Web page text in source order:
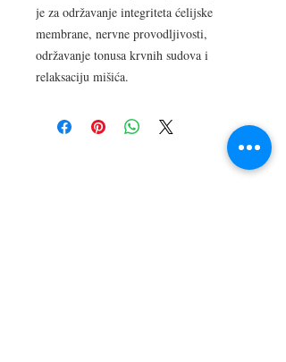
je za održavanje integriteta ćelijske
membrane, nervne provodljivosti,
održavanje tonusa krvnih sudova i
relaksaciju mišića.